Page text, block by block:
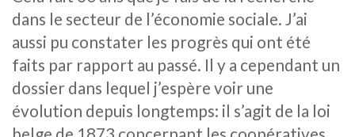
dans le secteur de l’économie sociale. J’ai
aussi pu constater les progrès qui ont été
faits par rapport au passé. Il y a cependant un
dossier dans lequel j’espère voir une
évolution depuis longtemps: il s’agit de la loi